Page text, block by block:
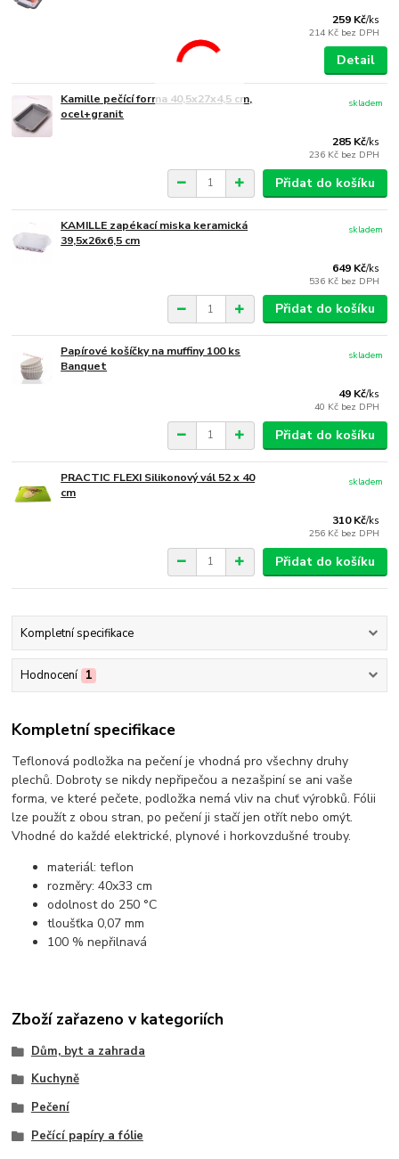
259 Kč/ks
214 Kč bez DPH
Detail
Kamille pečící forma 40,5x27x4,5 cm,
ocel+granit
285 Kč/ks
236 Kč bez DPH
skladem
Přidat do košíku
KAMILLE zapékací miska keramická
39,5x26x6,5 cm
649 Kč/ks
536 Kč bez DPH
skladem
Přidat do košíku
Papírové košíčky na muffiny 100 ks
Banquet
49 Kč/ks
40 Kč bez DPH
skladem
Přidat do košíku
PRACTIC FLEXI Silikonový vál 52 x 40
cm
310 Kč/ks
256 Kč bez DPH
skladem
Přidat do košíku
Kompletní specifikace
Hodnocení 1
Kompletní specifikace
Teflonová podložka na pečení je vhodná pro všechny druhy
plechů. Dobroty se nikdy nepřipečou a nezašpiní se ani vaše
forma, ve které pečete, podložka nemá vliv na chuť výrobků. Fólii
lze použít z obou stran, po pečení ji stačí jen otřít nebo omýt.
Vhodné do každé elektrické, plynové i horkovzdušné trouby.
materiál: teflon
rozměry: 40x33 cm
odolnost do 250 °C
tloušťka 0,07 mm
100 % nepřilnavá
Zboží zařazeno v kategoriích
Dům, byt a zahrada
Kuchyně
Pečení
Pečící papíry a fólie